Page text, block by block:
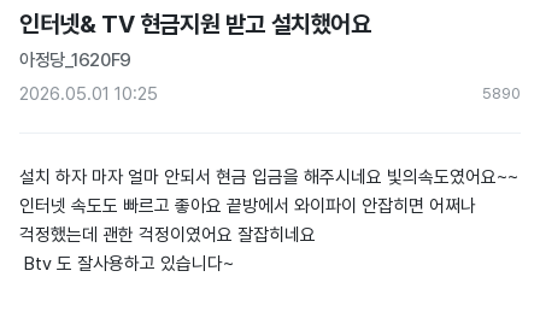
인터넷& TV 현금지원 받고 설치했어요
아정당_1620F9
2026.05.01 10:25
5890
설치 하자 마자 얼마 안되서 현금 입금을 해주시네요 빛의속도였어요~~
인터넷 속도도 빠르고 좋아요 끝방에서 와이파이 안잡히면 어쩌나
걱정했는데 괜한 걱정이였어요 잘잡히네요
Btv 도 잘사용하고 있습니다~